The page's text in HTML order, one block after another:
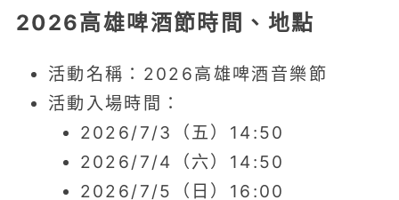
2026高雄啤酒節時間、地點
活動名稱：2026高雄啤酒音樂節
活動入場時間：
2026/7/3（五）14:50
2026/7/4（六）14:50
2026/7/5（日）16:00